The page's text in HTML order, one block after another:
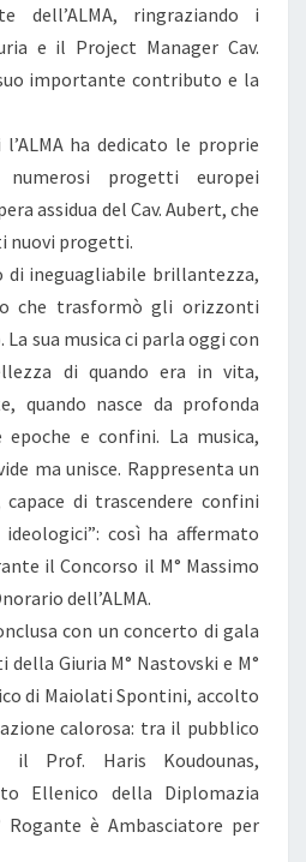
dell’ALMA, ringraziando i
e il Project Manager Cav.
importante contributo e la
ha dedicato le proprie
progetti europei
assidua del Cav. Aubert, che
nuovi progetti.
di ineguagliabile brillantezza,
che trasformò gli orizzonti
sua musica ci parla oggi con
di quando era in vita,
quando nasce da profonda
epoche e confini. La musica,
ma unisce. Rappresenta un
di trascendere confini
così ha affermato
il Concorso il M° Massimo
dell’ALMA.
con un concerto di gala
Giuria M° Nastovski e M°
di Maiolati Spontini, accolto
calorosa: tra il pubblico
il Prof. Haris Koudounas,
Ellenico della Diplomazia
è Ambasciatore per